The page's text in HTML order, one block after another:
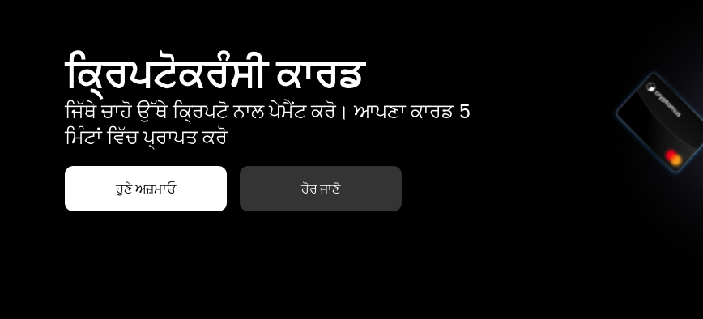
ਕ੍ਰਿਪਟੋਕਰੰਸੀ ਕਾਰਡ
ਜਿੱਥੇ ਚਾਹੋ ਉੱਥੇ ਕ੍ਰਿਪਟੋ ਨਾਲ ਪੇਮੈਂਟ ਕਰੋ। ਆਪਣਾ ਕਾਰਡ 5
ਮਿੰਟਾਂ ਵਿੱਚ ਪ੍ਰਾਪਤ ਕਰੋ
ਹੁਣੇ ਅਜ਼ਮਾਓ ਹੋਰ ਜਾਣੋ